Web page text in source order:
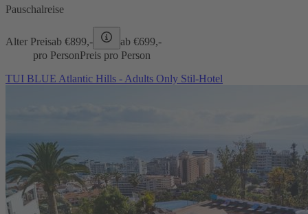
Pauschalreise
Alter Preisab €899,- ab €699,-
pro PersonPreis pro Person
TUI BLUE Atlantic Hills - Adults Only Stil-Hotel